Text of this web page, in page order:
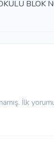
BLOK
İlk